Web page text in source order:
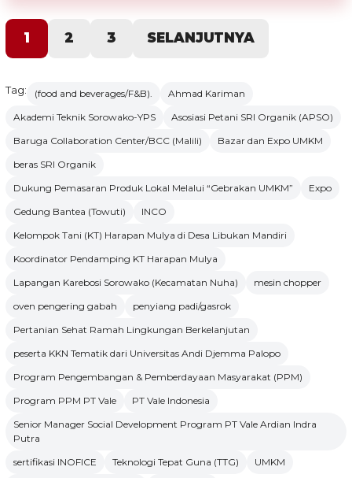
1 2 3 SELANJUTNYA
Tag: (food and beverages/F&B).
Ahmad Kariman
Akademi Teknik Sorowako-YPS
Asosiasi Petani SRI Organik (APSO)
Baruga Collaboration Center/BCC (Malili)
Bazar dan Expo UMKM
beras SRI Organik
Dukung Pemasaran Produk Lokal Melalui “Gebrakan UMKM”
Expo
Gedung Bantea (Towuti)
INCO
Kelompok Tani (KT) Harapan Mulya di Desa Libukan Mandiri
Koordinator Pendamping KT Harapan Mulya
Lapangan Karebosi Sorowako (Kecamatan Nuha)
mesin chopper
oven pengering gabah
penyiang padi/gasrok
Pertanian Sehat Ramah Lingkungan Berkelanjutan
peserta KKN Tematik dari Universitas Andi Djemma Palopo
Program Pengembangan & Pemberdayaan Masyarakat (PPM)
Program PPM PT Vale
PT Vale Indonesia
Senior Manager Social Development Program PT Vale Ardian Indra
Putra
sertifikasi INOFICE
Teknologi Tepat Guna (TTG)
UMKM